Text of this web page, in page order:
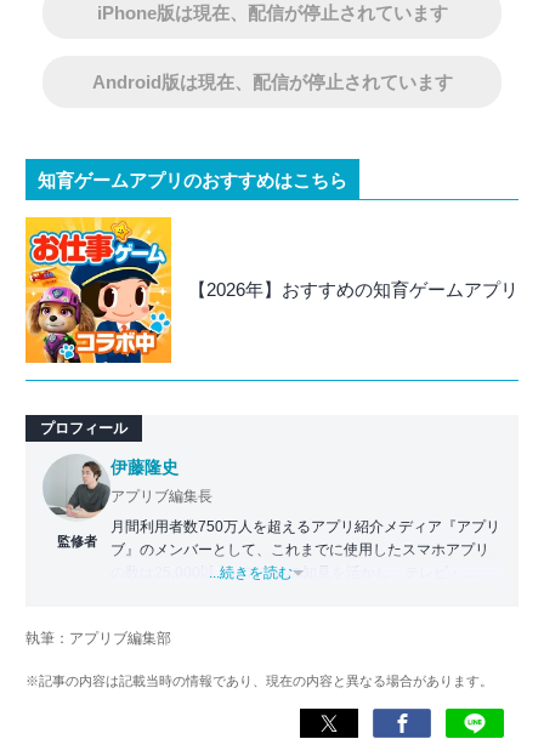
iPhone版は現在、配信が停止されています
Android版は現在、配信が停止されています
知育ゲームアプリのおすすめはこちら
【2026年】おすすめの知育ゲームアプリ
プロフィール
監修者
伊藤隆史
アプリブ編集長
月間利用者数750万人を超えるアプリ紹介メディア『アプリ
ブ』のメンバーとして、これまでに使用したスマホアプリ
の数は25,000以上。アプリの知見を活かし、テレビ・
化アプリの紹介）、TBS『サタプラ』（スマホライフが変
スマホアプリ）他
...続きを読む
執筆：アプリブ編集部
※記事の内容は記載当時の情報であり、現在の内容と異なる場合があります。